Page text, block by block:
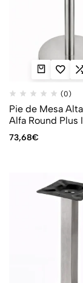
(0)
Pie de Mesa
Alfa Round Plus
73,68€